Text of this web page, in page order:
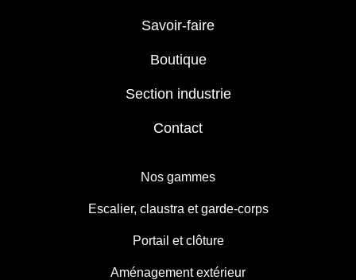
Savoir-faire
Boutique
Section industrie
Contact
Nos gammes
Escalier, claustra et garde-corps
Portail et clôture
Aménagement extérieur